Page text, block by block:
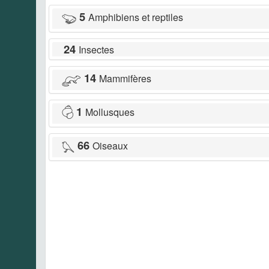
5 Amphibiens et reptiles
24 Insectes
14 Mammifères
1 Mollusques
66 Oiseaux